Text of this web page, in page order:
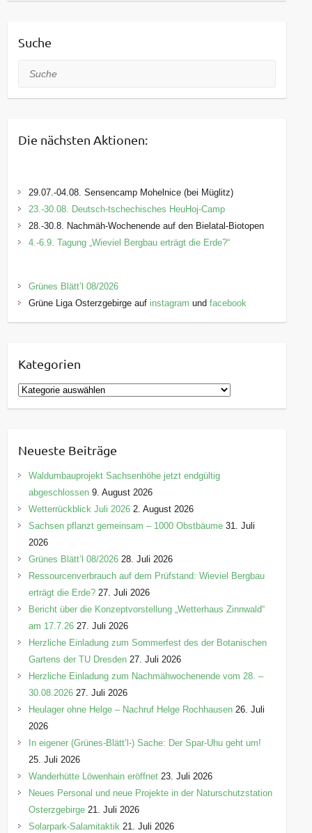
Suche
Suche
Die nächsten Aktionen:
29.07.-04.08. Sensencamp Mohelnice (bei Müglitz)
23.-30.08. Deutsch-tschechisches HeuHoj-Camp
28.-30.8. Nachmäh-Wochenende auf den Bielatal-Biotopen
4.-6.9. Tagung „Wieviel Bergbau erträgt die Erde?“
Grünes Blätt’l 08/2026
Grüne Liga Osterzgebirge auf instagram undfacebook
Kategorien
K
a
g
o
i
e
Neueste Beiträge
Waldumbauprojekt Sachsenhöhe jetzt endgültig
abgeschlossen 9. August 2026
Wetterrückblick Juli 2026 2. August 2026
Sachsen pflanzt gemeinsam – 1000 Obstbäume 31. Juli
2026
Grünes Blätt’l 08/2026 28. Juli 2026
Ressourcenverbrauch auf dem Prüfstand: Wieviel Bergbau
erträgt die Erde? 27. Juli 2026
Bericht über die Konzeptvorstellung „Wetterhaus Zinnwald“
am 17.7.26 27. Juli 2026
Herzliche Einladung zum Sommerfest des der Botanischen
Gartens der TU Dresden 27. Juli 2026
Herzliche Einladung zum Nachmähwochenende vom 28. –
30.08.2026 27. Juli 2026
Heulager ohne Helge – Nachruf Helge Rochhausen 26. Juli
2026
In eigener (Grünes-Blätt’l-) Sache: Der Spar-Uhu geht um!
25. Juli 2026
Wanderhütte Löwenhain eröffnet 23. Juli 2026
Neues Personal und neue Projekte in der Naturschutzstation
Osterzgebirge 21. Juli 2026
Solarpark-Salamitaktik 21. Juli 2026